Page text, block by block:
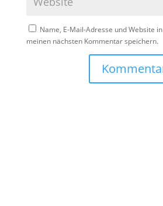
Name, E-Mail-Adresse und Website
meinen nächsten Kommentar speichern.